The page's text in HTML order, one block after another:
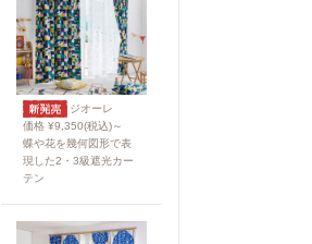
ジオーレ
価格 ¥9,350(税込)～
蝶や花を幾何図形で表
現した2・3級遮光カー
テン